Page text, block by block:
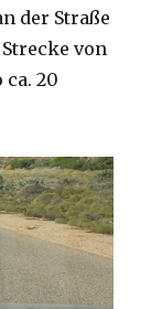
der Straße
von
ca. 20